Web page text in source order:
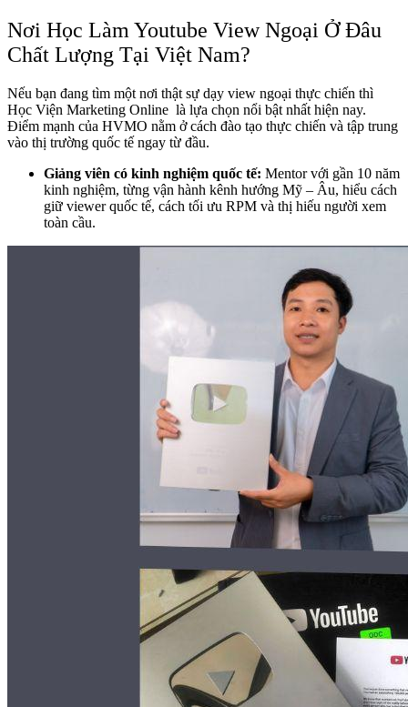
Nơi Học Làm Youtube View Ngoại Ở Đâu
Chất Lượng Tại Việt Nam?
Nếu bạn đang tìm một nơi thật sự dạy view ngoại thực chiến thì
Học Viện Marketing Online là lựa chọn nổi bật nhất hiện nay.
Điểm mạnh của HVMO nằm ở cách đào tạo thực chiến và tập trung
vào thị trường quốc tế ngay từ đầu.
Giảng viên có kinh nghiệm quốc tế: Mentor với gần 10 năm
kinh nghiệm, từng vận hành kênh hướng Mỹ – Âu, hiểu cách
giữ viewer quốc tế, cách tối ưu RPM và thị hiếu người xem
toàn cầu.